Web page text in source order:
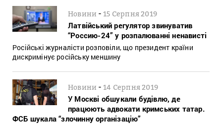
Новини -15 Серпня 2019
Латвійський регулятор звинуватив
“Россию-24” у розпалюванні ненависті
Російські журналісти розповіли, що президент країни
дискримінує російську меншину
Новини -14 Серпня 2019
У Москві обшукали будівлю, де
працюють адвокати кримських татар.
ФСБ шукала “злочинну організацію”